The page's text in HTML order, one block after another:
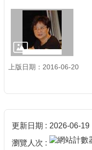
上版日期：2016-06-20
更新日期 2026-06-19
瀏覽人次